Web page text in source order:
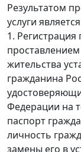
Результатом
услуги
1.
жительства
гражданина
Федерации на
паспорт
личность
замены его в